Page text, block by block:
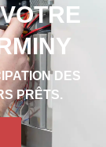
DES
PRÊTS.